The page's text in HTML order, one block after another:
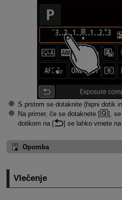
S prstom se dotaknite (hipni dotik
Na primer, če se dotaknete [
], se
dotikom na [
] se lahko vrnete
Opomba
Vlečenje